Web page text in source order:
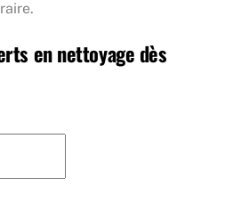
en nettoyage dès